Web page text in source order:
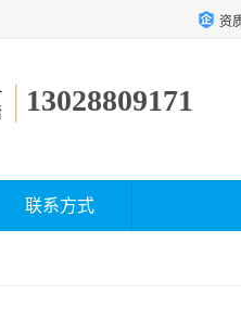
资
13028809171
联系方式